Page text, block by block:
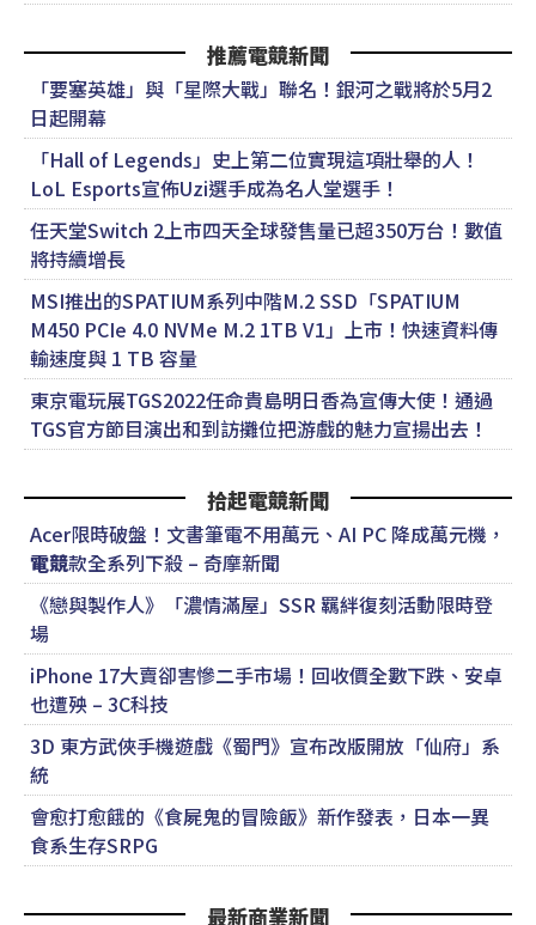
推薦電競新聞
「要塞英雄」與「星際大戰」聯名！銀河之戰將於5月2
日起開幕
「Hall of Legends」史上第二位實現這項壯舉的人！
LoL Esports宣佈Uzi選手成為名人堂選手！
任天堂Switch 2上市四天全球發售量已超350万台！數值
將持續增長
MSI推出的SPATIUM系列中階M.2 SSD「SPATIUM
M450 PCIe 4.0 NVMe M.2 1TB V1」上市！快速資料傳
輸速度與 1 TB 容量
東京電玩展TGS2022任命貴島明日香為宣傳大使！通過
TGS官方節目演出和到訪攤位把游戲的魅力宣揚出去！
拾起電競新聞
Acer限時破盤！文書筆電不用萬元、AI PC 降成萬元機，
電競款全系列下殺 – 奇摩新聞
《戀與製作人》「濃情滿屋」SSR 羈絆復刻活動限時登
場
iPhone 17大賣卻害慘二手市場！回收價全數下跌、安卓
也遭殃 – 3C科技
3D 東方武俠手機遊戲《蜀門》宣布改版開放「仙府」系
統
會愈打愈餓的《食屍鬼的冒險飯》新作發表，日本一異
食系生存SRPG
最新商業新聞